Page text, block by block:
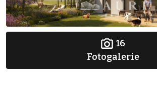
16
Fotogalerie